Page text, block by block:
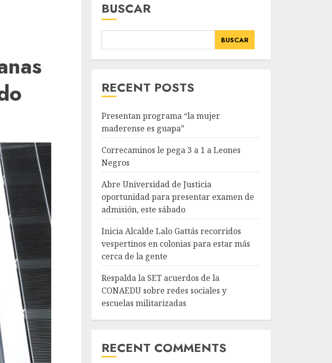
BUSCAR
BUSCAR
RECENT POSTS
Presentan programa “la mujer
maderense es guapa”
Correcaminos le pega 3 a 1 a Leones
Negros
Abre Universidad de Justicia
oportunidad para presentar examen de
admisión, este sábado
Inicia Alcalde Lalo Gattás recorridos
vespertinos en colonias para estar más
cerca de la gente
Respalda la SET acuerdos de la
CONAEDU sobre redes sociales y
escuelas militarizadas
RECENT COMMENTS